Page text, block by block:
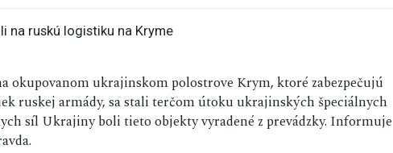
okupovanom ukrajinskom polostrove Krym, ktoré zabezpečujú
ruskej armády, sa stali terčom útoku ukrajinských špeciálnych
síl Ukrajiny boli tieto objekty vyradené z prevádzky. Informuje